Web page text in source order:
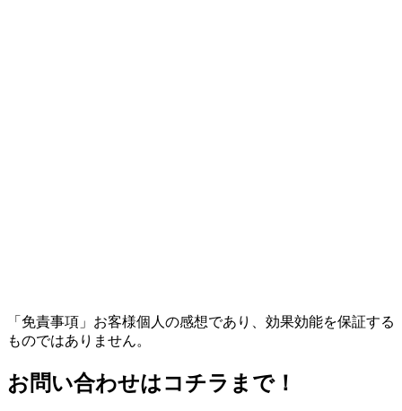
「免責事項」お客様個人の感想であり、効果効能を保証する
ものではありません。
お問い合わせはコチラまで！